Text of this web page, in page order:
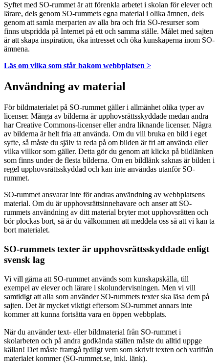
Syftet med SO-rummet är att förenkla arbetet i skolan för elever och
lärare, dels genom SO-rummets egna material i olika ämnen, dels
genom att samla merparten av alla bra och fria SO-resurser som
finns utspridda på Internet på ett och samma ställe. Målet med sajten
är att skapa inspiration, öka intresset och öka kunskaperna inom SO-
ämnena.
Läs om vilka som står bakom webbplatsen >
Användning av material
För bildmaterialet på SO-rummet gäller i allmänhet olika typer av
licenser. Många av bilderna är upphovsrättsskyddade medan andra
har Creative Commons-licenser eller andra liknande licenser. Några
av bilderna är helt fria att använda. Om du vill bruka en bild i eget
syfte, så måste du själv ta reda på om bilden är fri att använda eller
vilka villkor som gäller. Detta gör du genom att klicka på bildlänken
som finns under de flesta bilderna. Om en bildlänk saknas är bilden i
regel upphovsrättsskyddad och kan inte användas utanför SO-
rummet.
SO-rummet ansvarar inte för andras användning av webbplatsens
material. Om du är upphovsrättsinnehavare och anser att SO-
rummets användning av ditt material bryter mot upphovsrätten och
bör plockas bort, så är du välkommen att meddela oss så att vi kan ta
bort materialet.
SO-rummets texter är upphovsrättsskyddade enligt
svensk lag
Vi vill gärna att SO-rummet används som kunskapskälla, till
exempel av elever och lärare i skolundervisningen. Men vi vill
samtidigt att alla som använder SO-rummets texter ska läsa dem på
sajten. Det är mycket viktigt eftersom SO-rummet annars inte
kommer att kunna fortsätta vara en öppen webbplats.
När du använder text- eller bildmaterial från SO-rummet i
skolarbeten och på andra godkända ställen måste du alltid uppge
källan! Det måste framgå tydligt vem som skrivit texten och varifrån
materialet kommer (SO-rummet.se, inkl. länk).